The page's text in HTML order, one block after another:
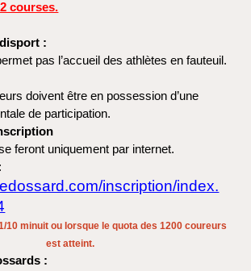
2 courses.
:
pas l’accueil des athlètes en fauteuil.
doivent être en possession d’une
de participation.
feront uniquement par internet.
inscription/index.
10 minuit ou lorsque le quota des 1200 coureurs
est atteint.
: